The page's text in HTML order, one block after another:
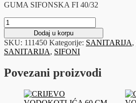
GUMA SIFONSKA FI 40/32
GUMA
SIFONSKA
FI
40/32
količina
Dodaj u korpu
SKU: 111450 Kategorije: SANITARIJA,
SANITARIJA, SIFONI
Povezani proizvodi